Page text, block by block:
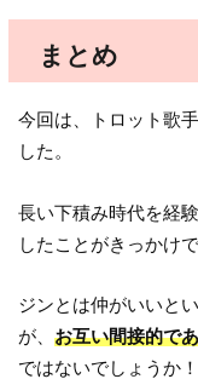
まとめ
今回は、トロット歌
した。
長い下積み時代を経
したことがきっかけ
ジンとは仲がいいと
が、お互い間接的で
ではないでしょうか